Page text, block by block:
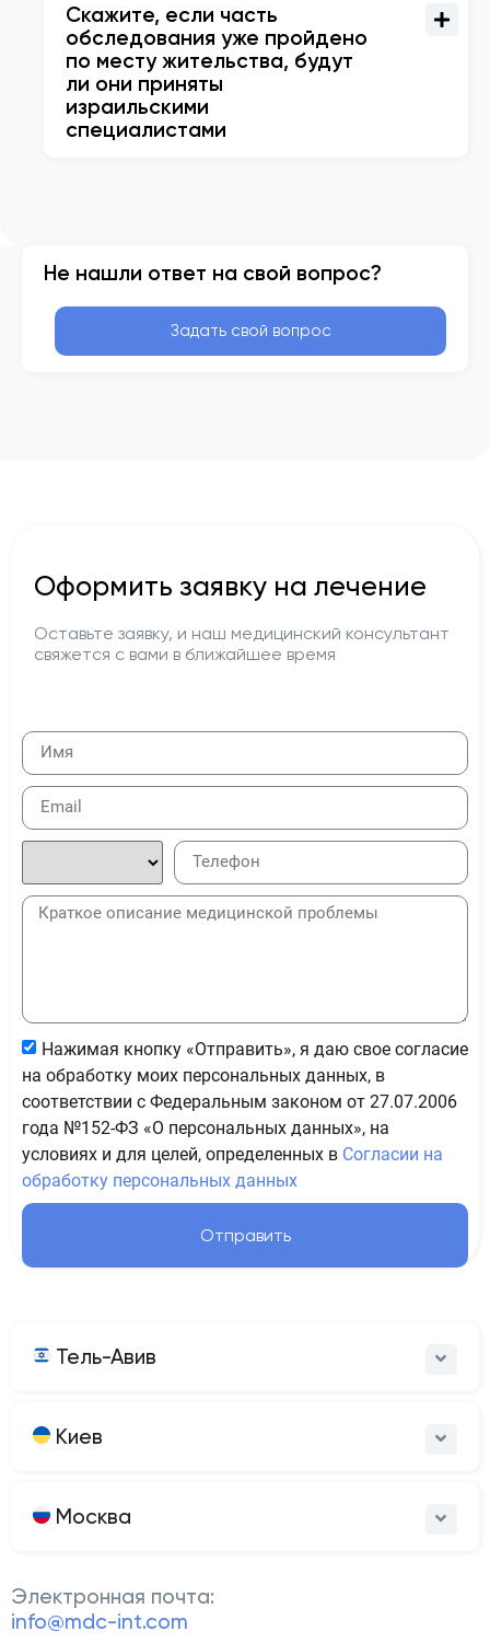
Скажите, если часть
обследования уже пройдено
по месту жительства, будут
ли они приняты
израильскими
специалистами
Не нашли ответ на свой вопрос?
Задать свой вопрос
Оформить заявку на лечение
Оставьте заявку, и наш медицинский консультант
свяжется с вами в ближайшее время
Нажимая кнопку «Отправить», я даю свое согласие
на обработку моих персональных данных, в
соответствии с Федеральным законом от 27.07.2006
года №152-ФЗ «О персональных данных», на
условиях и для целей, определенных в Согласии на
обработку персональных данных
Отправить
Тель-Авив
Киев
Москва
Электронная почта:
info@mdc-int.com